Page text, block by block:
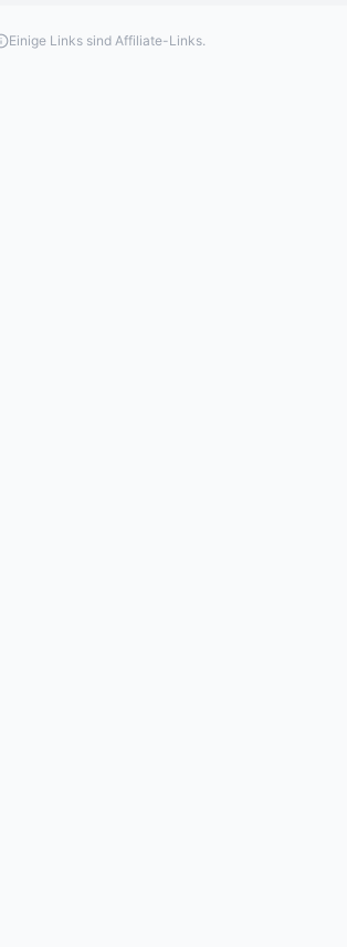
Einige Links sind Affiliate-Links.